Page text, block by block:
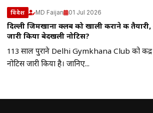
विदेश MD Faijan 01 Jul 2026
दिल्ली जिमखाना क्लब को खाली कराने की
जारी किया बेदखली नोटिस?
113 साल पुराने Delhi Gymkhana Club को
नोटिस जारी किया है। जानिए...